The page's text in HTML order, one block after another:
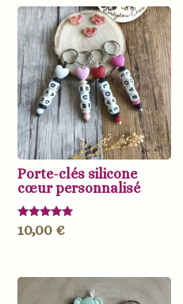
Porte-clés silicone
cœur personnalisé
Note
5.00
10,00 €